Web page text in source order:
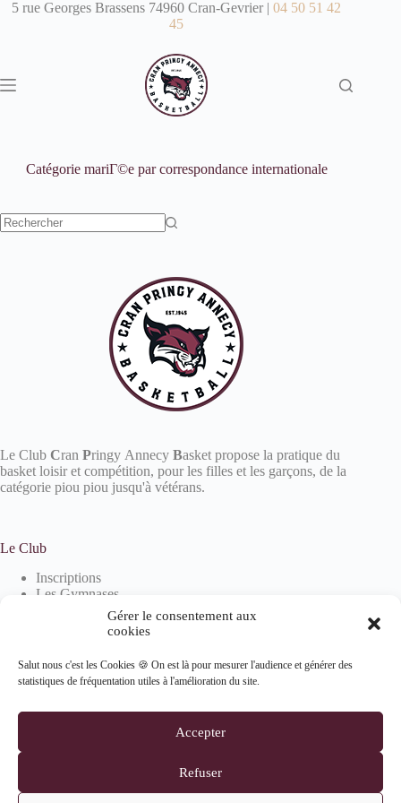
Gérer le consentement aux
cookies
Salut nous c'est les Cookies 🍪 On est là pour mesurer l'audience et générer des
statistiques de fréquentation utiles à l'amélioration du site.
Accepter
Refuser
Passer
5 rue Georges Brassens 74960 Cran-Gevrier |04 50 51 42
45
CatégoriemariГ©e par correspondance internationale
Le Club Cran Pringy Annecy Basket propose la pratique du
basket loisir et compétition, pour les filles et les garçons, de la
catégorie piou piou jusqu'à vétérans.
Le Club
Inscriptions
Les Gymnases
Devenir partenaire
Informations
Mentions Légales
Politique de confidentialité
Suivez-nous